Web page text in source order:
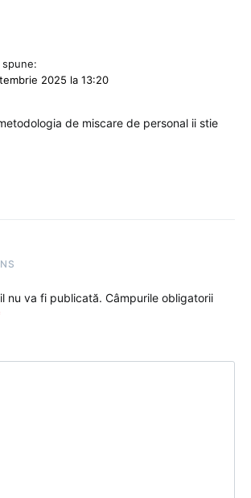
spune:
2025 la 13:20
de miscare de personal ii stie
nu va fi publicată. Câmpurile obligatorii